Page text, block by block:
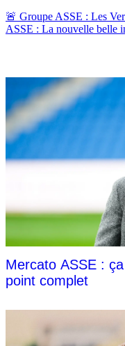
🚨 Groupe ASSE : Les
ASSE : La nouvelle belle
Mercato ASSE :
point complet